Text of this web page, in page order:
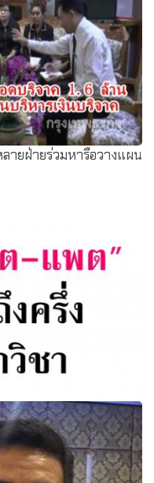
ายฝ่ายร่วมหารือวางแผน
อบทุกวิชา ย้ำเปิดให้ยื่น
.ย.นี้